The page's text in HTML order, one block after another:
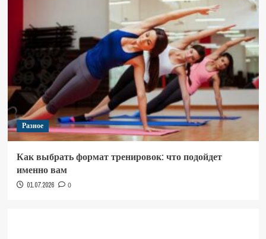
Разное
Как выбрать формат тренировок: что подойдет
именно вам
01.07.2026 0